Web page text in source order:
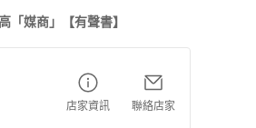
「媒商」【有聲書】
店家資訊 聯絡店家